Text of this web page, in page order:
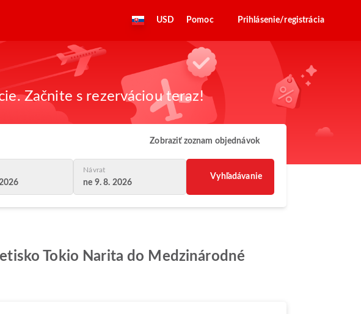
USD Pomoc Prihlásenie/registrácia
Začnite s rezerváciou teraz!
Zobraziť zoznam objednávok
Návrat
ne 9. 8. 2026
Vyhľadávanie
Tokio Narita do Medzinárodné